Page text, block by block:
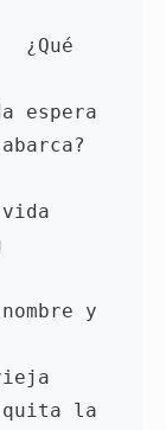
espera
y
quita la